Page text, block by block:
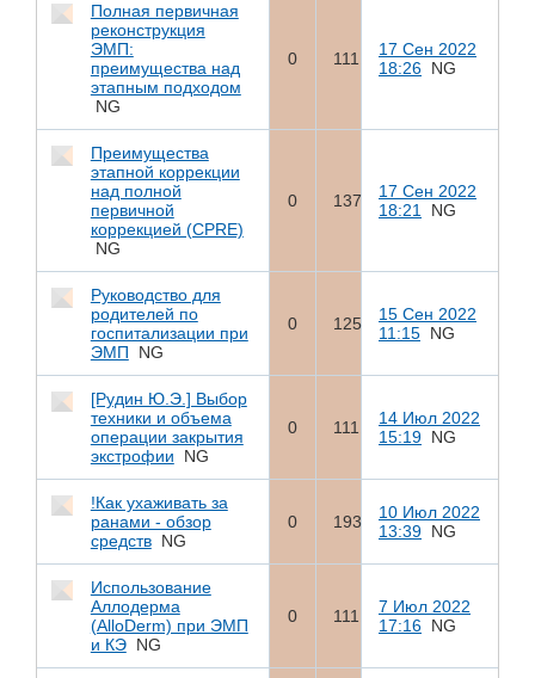
Полная первичная
реконструкция
ЭМП:
преимущества над
этапным подходом
NG
0 111
17 Сен 2022
18:26 NG
Преимущества
этапной коррекции
над полной
первичной
коррекцией (CPRE)
NG
0 137
17 Сен 2022
18:21
NG
Руководство для
родителей по
госпитализации при
ЭМП
NG
0 125
15 Сен 2022
11:15 NG
[Рудин Ю.Э.] Выбор
техники и объема
операции закрытия
экстрофии
NG
0 111
14 Июл 2022
15:19 NG
!Как ухаживать за
ранами - обзор
средств NG
0 193
10 Июл 2022
13:39 NG
Использование
Аллодерма
(AlloDerm) при ЭМП
и КЭ NG
0 111
7 Июл 2022
17:16 NG